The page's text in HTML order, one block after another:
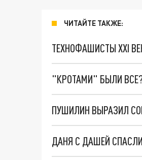
ЧИТАЙТЕ ТАКЖЕ:
ТЕХНОФАШИСТЫ XXI
"КРОТАМИ" БЫЛИ
ПУШИЛИН ВЫРАЗИЛ
ДАНЯ С ДАШЕЙ